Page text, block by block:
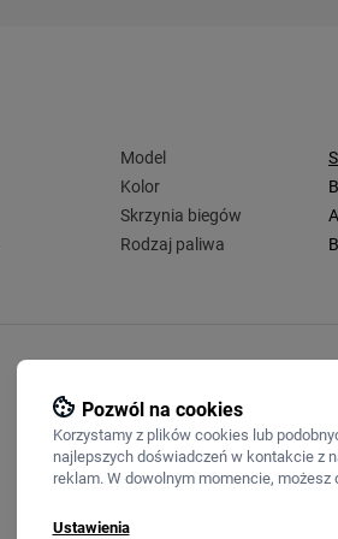
Model
Kolor
Skrzynia biegów
Rodzaj paliwa
Pozwól na cookies
Korzystamy z plików cookies lub
najlepszych doświadczeń w kontakcie z
reklam. W dowolnym momencie, możesz
Ustawienia